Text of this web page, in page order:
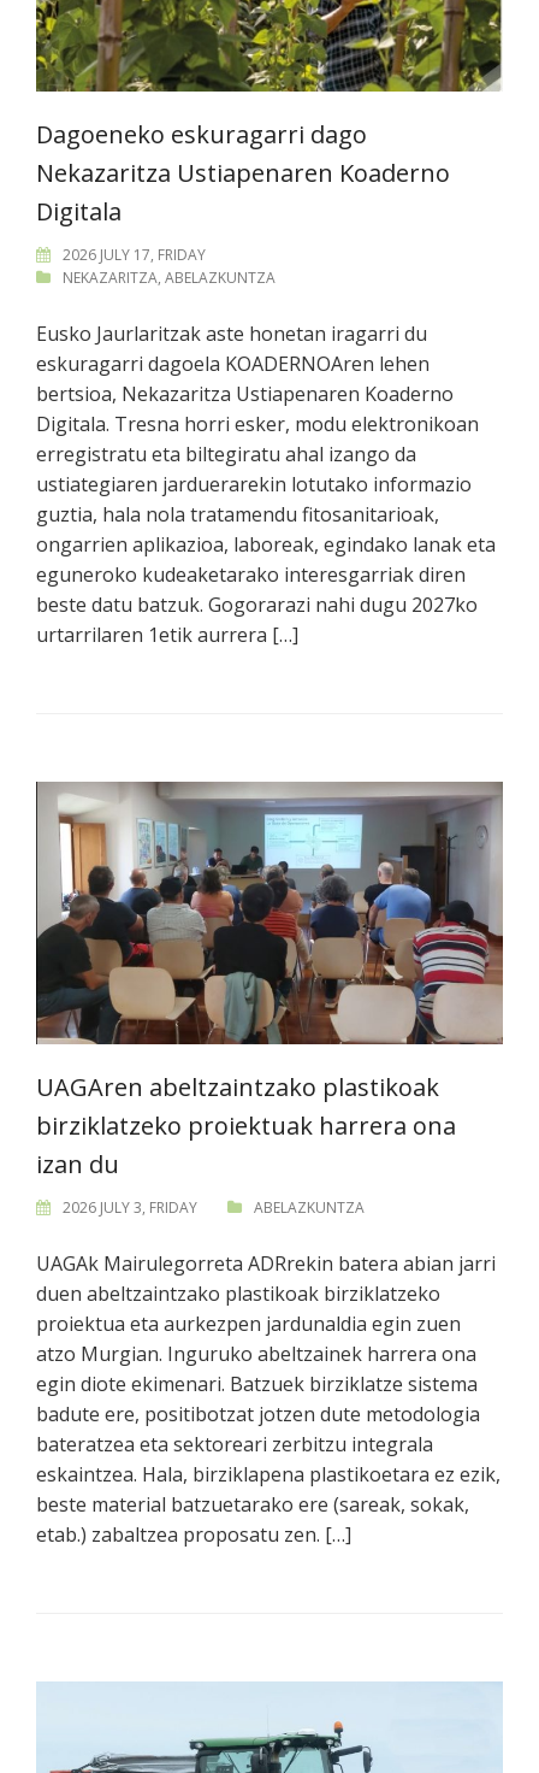
Dagoeneko eskuragarri dago
Nekazaritza Ustiapenaren Koaderno
Digitala
2026 JULY 17, FRIDAY
NEKAZARITZA, ABELAZKUNTZA
Eusko Jaurlaritzak aste honetan iragarri du
eskuragarri dagoela KOADERNOAren lehen
bertsioa, Nekazaritza Ustiapenaren Koaderno
Digitala. Tresna horri esker, modu elektronikoan
erregistratu eta biltegiratu ahal izango da
ustiategiaren jarduerarekin lotutako informazio
guztia, hala nola tratamendu fitosanitarioak,
ongarrien aplikazioa, laboreak, egindako lanak eta
eguneroko kudeaketarako interesgarriak diren
beste datu batzuk. Gogorarazi nahi dugu 2027ko
urtarrilaren 1etik aurrera […]
UAGAren abeltzaintzako plastikoak
birziklatzeko proiektuak harrera ona
izan du
2026 JULY 3, FRIDAY ABELAZKUNTZA
UAGAk Mairulegorreta ADRrekin batera abian jarri
duen abeltzaintzako plastikoak birziklatzeko
proiektua eta aurkezpen jardunaldia egin zuen
atzo Murgian. Inguruko abeltzainek harrera ona
egin diote ekimenari. Batzuek birziklatze sistema
badute ere, positibotzat jotzen dute metodologia
bateratzea eta sektoreari zerbitzu integrala
eskaintzea. Hala, birziklapena plastikoetara ez ezik,
beste material batzuetarako ere (sareak, sokak,
etab.) zabaltzea proposatu zen. […]